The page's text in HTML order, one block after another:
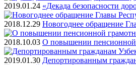
2019.01.24 «Декада безопасности
2018.12.29 Новогоднее обращение
2018.10.03 О повышении пенсионной
2019.01.30 Депортированным